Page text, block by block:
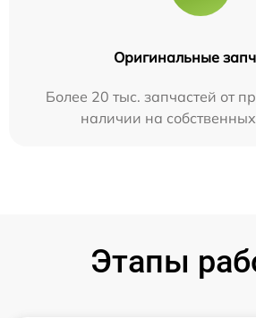
Оригинальные
Более 20 тыс. запчастей от
наличии на
Этапы